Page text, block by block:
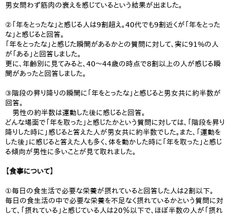
男女問わず筋肉の衰えを感じているという結果が出ました。
②「年をとったな」と感じる人は9割超え。40代でも9割近くが「年をとった
な」と感じると回答。
「年をとったな」と感じた瞬間があるかとの質問に対して、実に91%の人
が「ある」と回答しました。
更に、年齢別に見てみると、40～44歳の時点で8割以上の人が感じる瞬
間があったと回答しました。
③階段の昇り降りの瞬間に「年をとったな」と感じると男女共に約半数が
回答。
男性の約半数は運動した後に感じると回答。
どんな場面で「年を取った」と感じたかという質問に対しては、「階段を昇り
降りした時に」感じると答えた人が男女共に約半数でした。また、「運動を
した後」に感じると答えた人も多く、体を動かした時に「年を取った」と感じ
る傾向が男性に多いことが見て取れました。
【食事について】
①毎日の食生活で必要な栄養が摂れていると回答した人は2割以下。
毎日の食生活の中で必要な栄養を不足なく摂れているかという質問に対
して、「摂れている」と感じている人は20％以下で、ほぼ半数の人が「摂れ